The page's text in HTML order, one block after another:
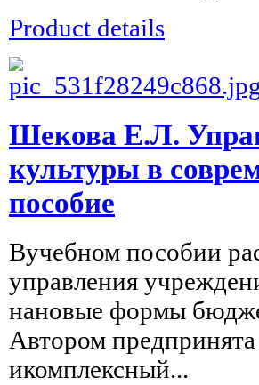
Product details
Шекова Е.Л.
культуры в
пособие
Вучебном пособии
управления
нановые формы
Автором
икомплексный...